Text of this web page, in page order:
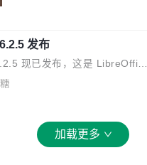
起来轻巧，背后的训练范式变
之前做过两代视频模型（Hail
每一代都是按任务拆分的专家
个、图编辑一个、主体参考一
，另一个是对缩减轮次 AE
HAWK 这个结果，用 Green 的
杀死了一个正在认真考虑标准
而且用的不是什么新武器。G
一点：AI 没有发明新的数学。
关键词”那么简单。行业数据显
占比已达32%,市场规模突破80
户渗透率突破85%,用户决策路
信息—做决策”转向“问AI—得答
海SEO公司推荐的底层逻辑——
仅是传统排名优化,更是能够在AI
发布
现已发布，这是 LibreOffice
次维护更新。此次更新基于 20
上引入了 Skia 渲染功能，但
户在从之前的 LibreOffice 版本
加载更多